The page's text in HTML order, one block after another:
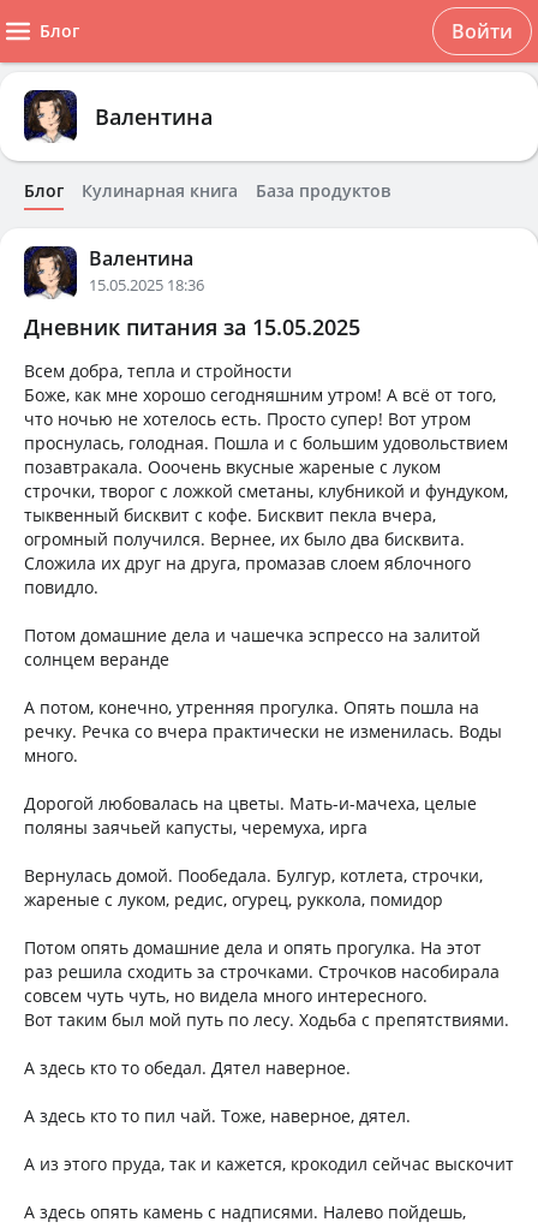
Блог Войти
Валентина
Блог Кулинарная книга База продуктов
Валентина
15.05.2025 18:36
Дневник питания за 15.05.2025
Всем добра, тепла и стройности
Боже, как мне хорошо сегодняшним утром! А всё от того,
что ночью не хотелось есть. Просто супер! Вот утром
проснулась, голодная. Пошла и с большим удовольствием
позавтракала. Ооочень вкусные жареные с луком
строчки, творог с ложкой сметаны, клубникой и фундуком,
тыквенный бисквит с кофе. Бисквит пекла вчера,
огромный получился. Вернее, их было два бисквита.
Сложила их друг на друга, промазав слоем яблочного
повидло.
Потом домашние дела и чашечка эспрессо на залитой
солнцем веранде
А потом, конечно, утренняя прогулка. Опять пошла на
речку. Речка со вчера практически не изменилась. Воды
много.
Дорогой любовалась на цветы. Мать-и-мачеха, целые
поляны заячьей капусты, черемуха, ирга
Вернулась домой. Пообедала. Булгур, котлета, строчки,
жареные с луком, редис, огурец, руккола, помидор
Потом опять домашние дела и опять прогулка. На этот
раз решила сходить за строчками. Строчков насобирала
совсем чуть чуть, но видела много интересного.
Вот таким был мой путь по лесу. Ходьба с препятствиями.
А здесь кто то обедал. Дятел наверное.
А здесь кто то пил чай. Тоже, наверное, дятел.
А из этого пруда, так и кажется, крокодил сейчас выскочит
А здесь опять камень с надписями. Налево пойдешь,